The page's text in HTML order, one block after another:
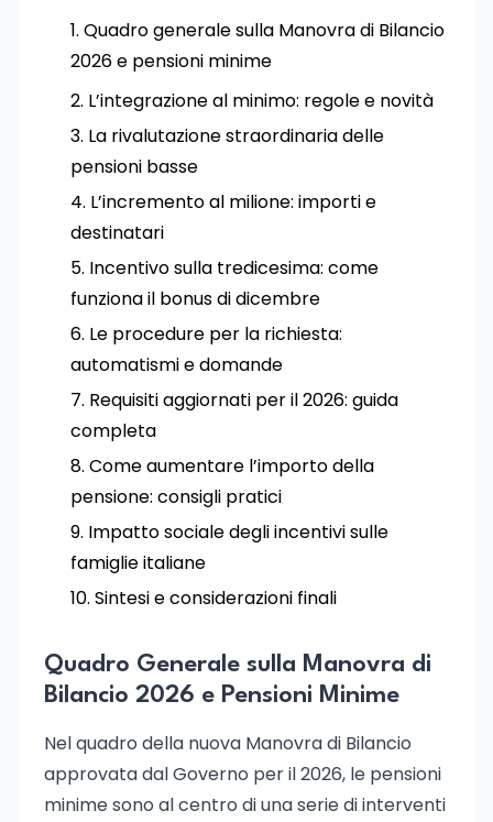
Quadro generale sulla Manovra di Bilancio
2026 e pensioni minime
L’integrazione al minimo: regole e novità
La rivalutazione straordinaria delle
pensioni basse
L’incremento al milione: importi e
destinatari
Incentivo sulla tredicesima: come
funziona il bonus di dicembre
Le procedure per la richiesta:
automatismi e domande
Requisiti aggiornati per il 2026: guida
completa
Come aumentare l’importo della
pensione: consigli pratici
Impatto sociale degli incentivi sulle
famiglie italiane
Sintesi e considerazioni finali
Quadro Generale sulla Manovra di
Bilancio 2026 e Pensioni Minime
Nel quadro della nuova Manovra di Bilancio
approvata dal Governo per il 2026, le pensioni
minime sono al centro di una serie di interventi